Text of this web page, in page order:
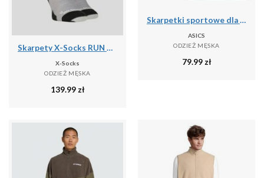
Skarpety X-Socks RUN DISCOVER MERINO CREW G701
X-Socks
ODZIEŻ MĘSKA
139.99zł
Skarpetki sportowe dla dorosłych Performance Run Sock Crew
ASICS
ODZIEŻ MĘSKA
79.99zł